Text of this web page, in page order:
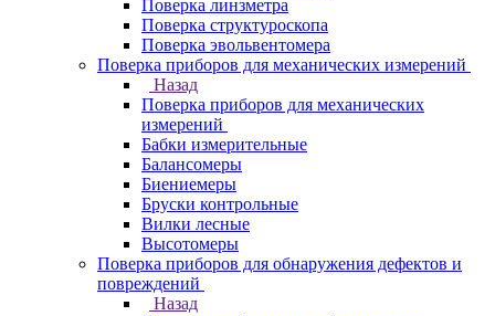
Поверка линзметра
Поверка структуроскопа
Поверка эвольвентомера
Поверка приборов для механических измерений
Назад
Поверка приборов для механических
измерений
Бабки измерительные
Балансомеры
Биениемеры
Бруски контрольные
Вилки лесные
Высотомеры
Поверка приборов для обнаружения дефектов и
повреждений
Назад